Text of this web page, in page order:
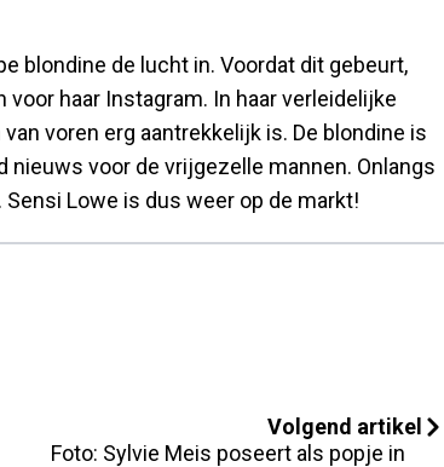
blondine de lucht in. Voordat dit gebeurt,
haar Instagram. In haar verleidelijke
voren erg aantrekkelijk is. De blondine is
nieuws voor de vrijgezelle mannen. Onlangs
Lowe is dus weer op de markt!
Volgend artikel
Foto: Sylvie Meis poseert als popje in